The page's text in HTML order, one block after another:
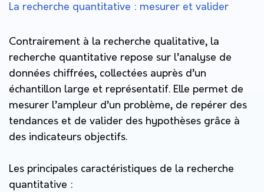
La recherche quantitative : mesurer et valider
Contrairement à la recherche qualitative, la
recherche quantitative repose sur l’analyse de
données chiffrées, collectées auprès d’un
échantillon large et représentatif. Elle permet de
mesurer l’ampleur d’un problème, de repérer des
tendances et de valider des hypothèses grâce à
des indicateurs objectifs.
Les principales caractéristiques de la recherche
quantitative :